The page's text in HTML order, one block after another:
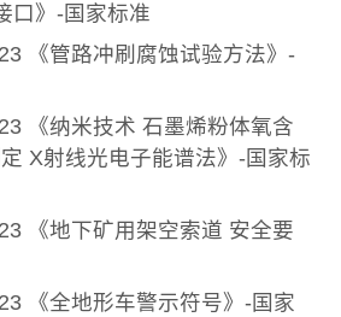
口》-国家标准
《管路冲刷腐蚀试验方法》-
《纳米技术 石墨烯粉体氧含
X射线光电子能谱法》-国家标
《地下矿用架空索道 安全要
《全地形车警示符号》-国家